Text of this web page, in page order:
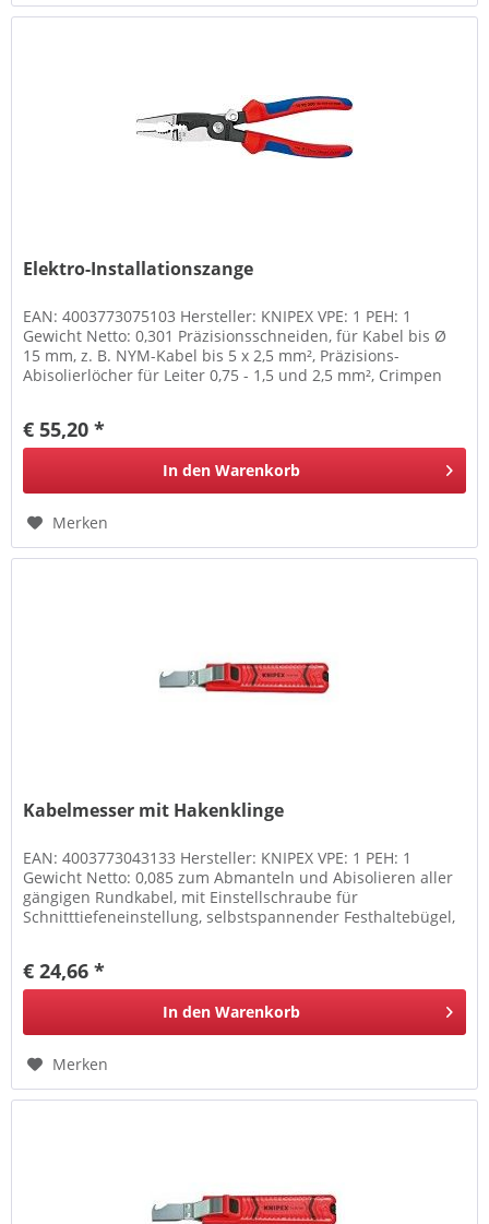
Elektro-Installationszange
EAN: 4003773075103 Hersteller: KNIPEX VPE: 1 PEH: 1
Gewicht Netto: 0,301 Präzisionsschneiden, für Kabel bis Ø
15 mm, z. B. NYM-Kabel bis 5 x 2,5 mm², Präzisions-
Abisolierlöcher für Leiter 0,75 - 1,5 und 2,5 mm², Crimpen
€ 55,20 *
In den Warenkorb
Merken
Kabelmesser mit Hakenklinge
EAN: 4003773043133 Hersteller: KNIPEX VPE: 1 PEH: 1
Gewicht Netto: 0,085 zum Abmanteln und Abisolieren aller
gängigen Rundkabel, mit Einstellschraube für
Schnitttiefeneinstellung, selbstspannender Festhaltebügel,
€ 24,66 *
In den Warenkorb
Merken